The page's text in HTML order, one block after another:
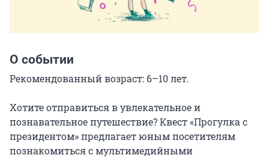
О событии
Рекомендованный возраст: 6–10 лет.
Хотите отправиться в увлекательное и
познавательное путешествие? Квест «Прогулка с
президентом» предлагает юным посетителям
познакомиться с мультимедийными